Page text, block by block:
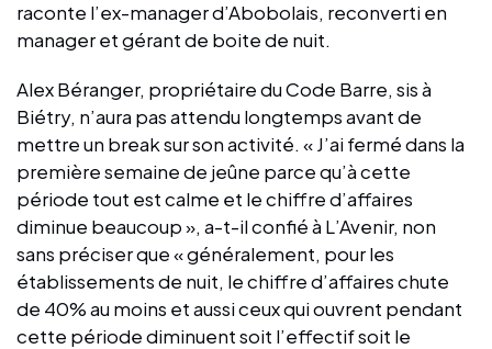
raconte l’ex-manager d’Abobolais, reconverti en
manager et gérant de boite de nuit.
Alex Béranger, propriétaire du Code Barre, sis à
Biétry, n’aura pas attendu longtemps avant de
mettre un break sur son activité. « J’ai fermé dans la
première semaine de jeûne parce qu’à cette
période tout est calme et le chiffre d’affaires
diminue beaucoup », a-t-il confié à L’Avenir, non
sans préciser que « généralement, pour les
établissements de nuit, le chiffre d’affaires chute
de 40% au moins et aussi ceux qui ouvrent pendant
cette période diminuent soit l’effectif soit le